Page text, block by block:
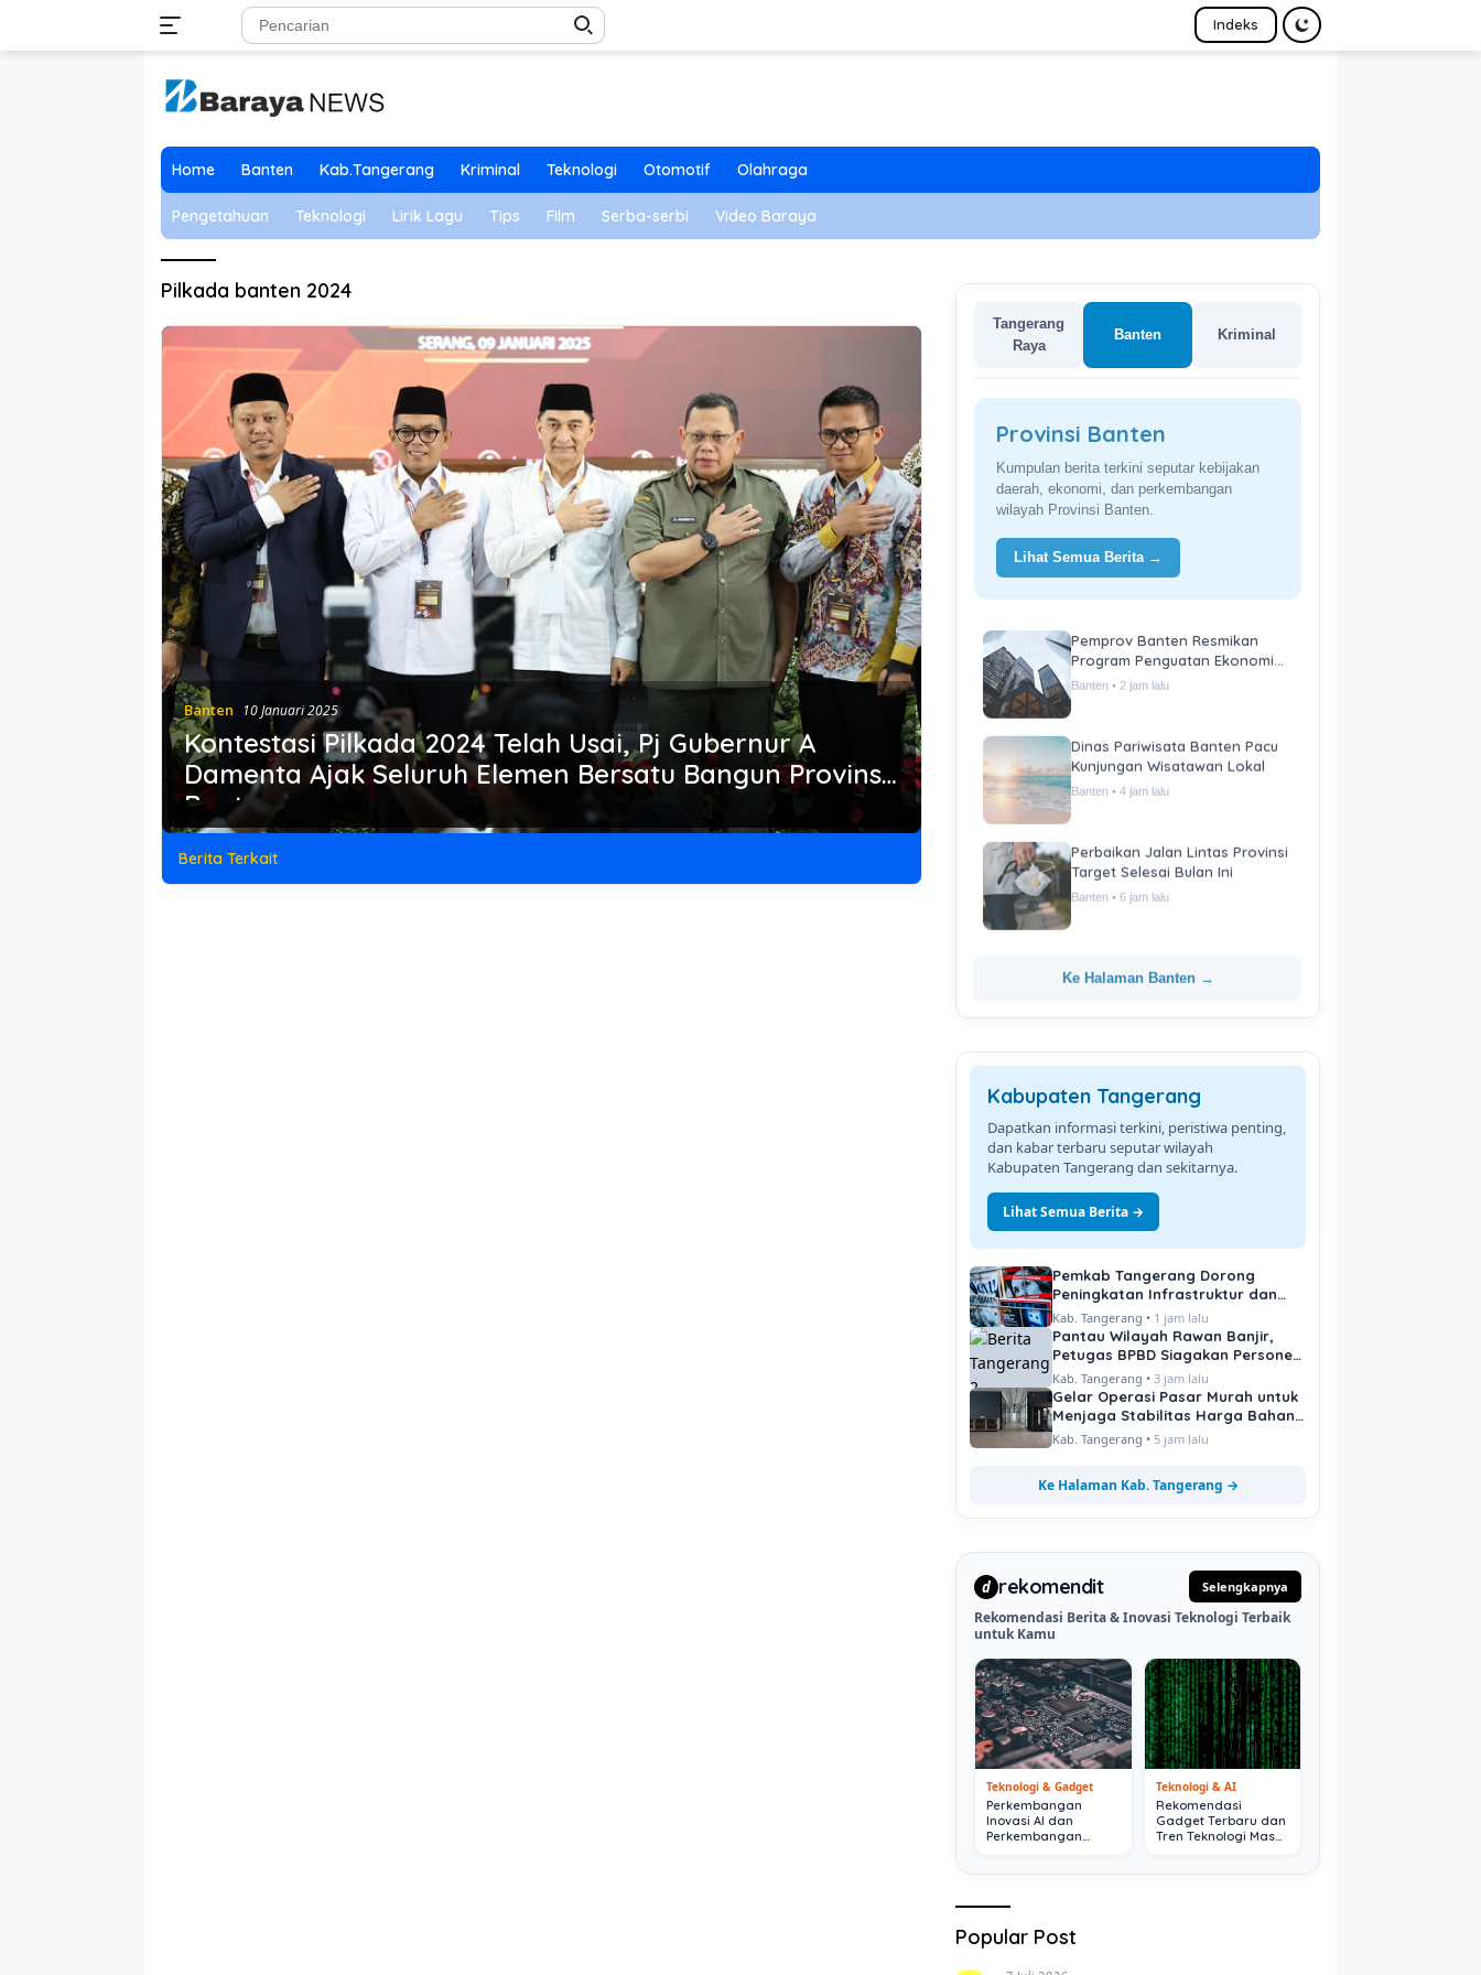
Indeks
Home Banten Kab.Tangerang Kriminal Teknologi Otomotif Olahraga
Pengetahuan Teknologi Lirik Lagu Tips Film Serba-serbi Video Baraya
Pilkada banten 2024
Banten 10 Januari 2025
Kontestasi Pilkada 2024 Telah Usai, Pj Gubernur A
Damenta Ajak Seluruh Elemen Bersatu Bangun Provinsi
Banten
Berita Terkait
Tangerang
Raya
Banten Kriminal
Provinsi Banten
Kumpulan berita terkini seputar kebijakan
daerah, ekonomi, dan perkembangan
wilayah Provinsi Banten.
Lihat Semua Berita →
Pemprov Banten Resmikan
Program Penguatan Ekonomi
Daerah
Banten • 2 jam lalu
Dinas Pariwisata Banten Pacu
Kunjungan Wisatawan Lokal
Banten • 4 jam lalu
Perbaikan Jalan Lintas Provinsi
Target Selesai Bulan Ini
Banten • 6 jam lalu
Ke Halaman Banten →
Kabupaten Tangerang
Dapatkan informasi terkini, peristiwa penting,
dan kabar terbaru seputar wilayah
Kabupaten Tangerang dan sekitarnya.
Lihat Semua Berita →
Pemkab Tangerang Dorong
Peningkatan Infrastruktur dan
Pelayanan Publik
Kab. Tangerang • 1 jam lalu
Pantau Wilayah Rawan Banjir,
Petugas BPBD Siagakan Personel
di Titik Kritis
Kab. Tangerang •3 jam lalu
Gelar Operasi Pasar Murah untuk
Menjaga Stabilitas Harga Bahan
Pokok
Kab. Tangerang • 5 jam lalu
Ke Halaman Kab. Tangerang →
d rekomendit Selengkapnya
Rekomendasi Berita & Inovasi Teknologi Terbaik
untuk Kamu
Teknologi & Gadget
Perkembangan
Inovasi AI dan
Perkembangan
Teknologi & AI
Rekomendasi
Gadget Terbaru dan
Tren Teknologi Masa
Popular Post